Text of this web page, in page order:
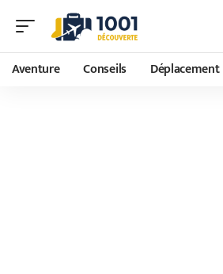
Aventure Conseils Déplacement